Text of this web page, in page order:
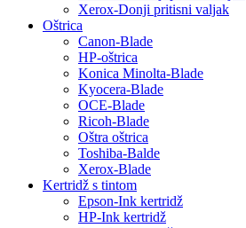
Xerox-Donji pritisni valjak
Oštrica
Canon-Blade
HP-oštrica
Konica Minolta-Blade
Kyocera-Blade
OCE-Blade
Ricoh-Blade
Oštra oštrica
Toshiba-Balde
Xerox-Blade
Kertridž s tintom
Epson-Ink kertridž
HP-Ink kertridž